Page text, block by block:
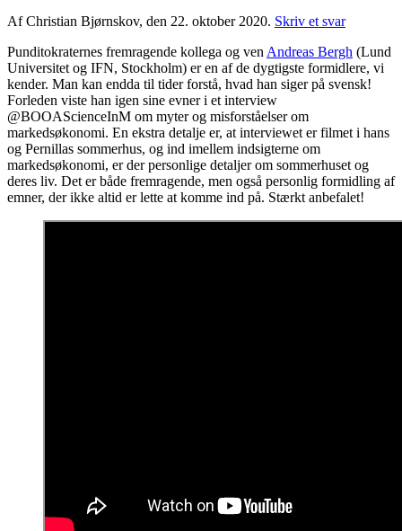
Af Christian Bjørnskov, den 22. oktober 2020. Skriv et svar
Punditokraternes fremragende kollega og ven Andreas Bergh (Lund
Universitet og IFN, Stockholm) er en af de dygtigste formidlere, vi
kender. Man kan endda til tider forstå, hvad han siger på svensk!
Forleden viste han igen sine evner i et interview
@BOOAScienceInM om myter og misforståelser om
markedsøkonomi. En ekstra detalje er, at interviewet er filmet i hans
og Pernillas sommerhus, og ind imellem indsigterne om
markedsøkonomi, er der personlige detaljer om sommerhuset og
deres liv. Det er både fremragende, men også personlig formidling af
emner, der ikke altid er lette at komme ind på. Stærkt anbefalet!